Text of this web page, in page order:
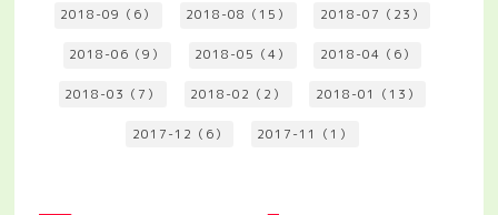
2018-09（6） 2018-08（15） 2018-07（23）
2018-06（9） 2018-05（4） 2018-04（6）
2018-03（7） 2018-02（2） 2018-01（13）
2017-12（6） 2017-11（1）